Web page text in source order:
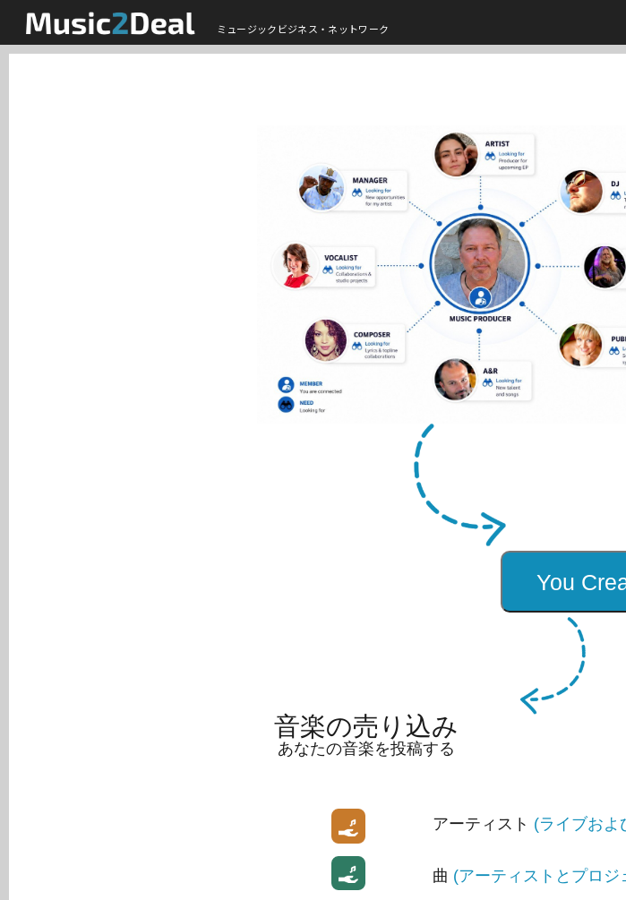
ミュージックビジネス・ネットワーク
音楽の売り込み
あなたの音楽を投稿する
アーティスト (ライブおよ
曲 (アーティストとプロ